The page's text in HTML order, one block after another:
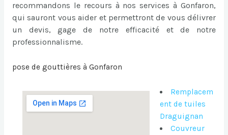
recommandons le recours à nos services à Gonfaron,
qui sauront vous aider et permettront de vous délivrer
un devis, gage de notre efficacité et de notre
professionnalisme.
pose de gouttières à Gonfaron
Remplacem
ent de tuiles
Draguignan
Couvreur